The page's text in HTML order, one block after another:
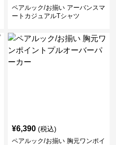
ペアルック/お揃い アーバンスマ
ートカジュアルTシャツ
¥6,390 (税込)
ペアルック/お揃い 胸元ワンポイ